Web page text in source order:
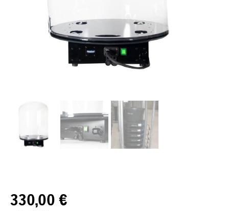
330,00€